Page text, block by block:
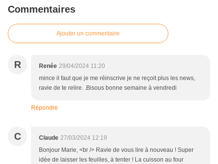
Commentaires
Ajouter un commentaire
R Renée 29/04/2024 11:20
mince il faut que je me réinscrive je ne reçoit plus les news,
ravie de te relire. .Bisous bonne semaine à vendredi
Répondre
C Claude 27/03/2024 12:19
Bonjour Marie, <br /> Ravie de vous lire à nouveau ! Super
idée de laisser les feuilles, à tenter ! La cuisson au four